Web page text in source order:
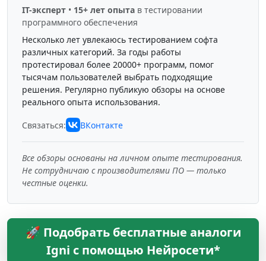
IT-эксперт • 15+ лет опыта в тестировании
программного обеспечения
Несколько лет увлекаюсь тестированием софта
различных категорий. За годы работы
протестировал более 20000+ программ, помог
тысячам пользователей выбрать подходящие
решения. Регулярно публикую обзоры на основе
реального опыта использования.
Связаться: ВКонтакте
Все обзоры основаны на личном опыте тестирования.
Не сотрудничаю с производителями ПО — только
честные оценки.
🚀 Подобрать бесплатные аналоги
Igni с помощью Нейросети*